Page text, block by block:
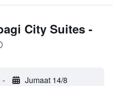
City Suites -
- Jumaat 14/8